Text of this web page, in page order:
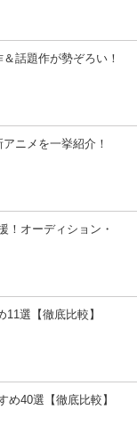
話題作が勢ぞろい！
ニメを一挙紹介！
！オーディション・
選【徹底比較】
め40選【徹底比較】